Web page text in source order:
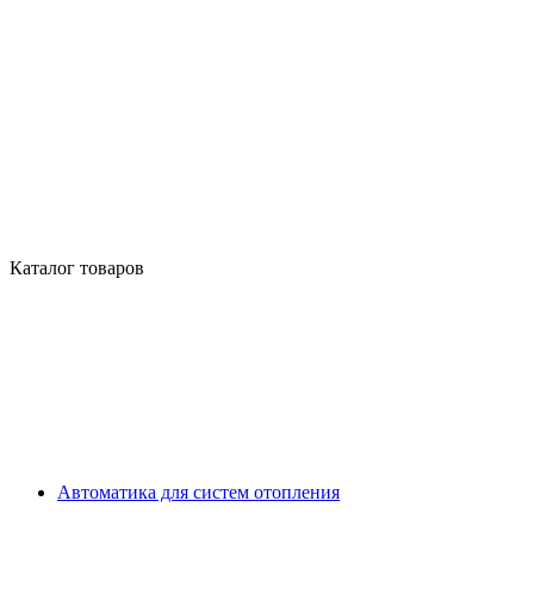
Каталог товаров
Автоматика для систем отопления